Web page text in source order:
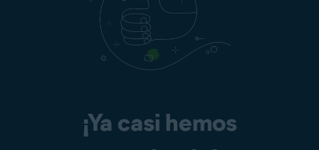
¡Ya casi hemos